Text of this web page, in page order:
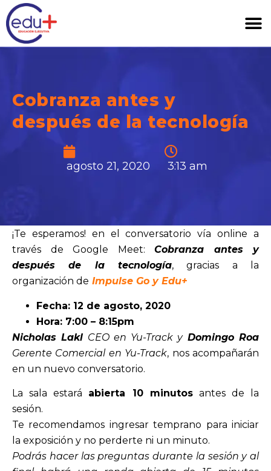
Cobranza antes y
después de la tecnología
agosto 21, 2020 3:13 am
¡Te esperamos! en el conversatorio vía online a
través de Google Meet: Cobranza antes y
después de la tecnología, gracias a la
organización de Impulse Go y Edu+
Fecha: 12 de agosto, 2020
Hora: 7:00 – 8:15pm
Nicholas Lakl CEO en Yu-Track y Domingo Roa
Gerente Comercial en Yu-Track, nos acompañarán
en un nuevo conversatorio.
La sala estará abierta 10 minutosantes de la
sesión.
Te recomendamos ingresar temprano para iniciar
la exposición y no perderte ni un minuto.
Podrás hacer las preguntas durante la sesión y al